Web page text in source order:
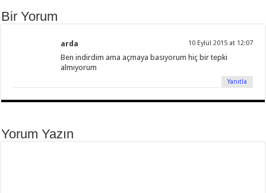
Bir Yorum
arda 10 Eylül 2015 at 12:07
Ben indirdim ama açmaya basıyorum hiç bir tepki
almıyorum
Yanıtla
Yorum Yazın